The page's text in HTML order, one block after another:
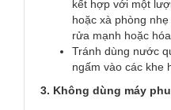
kết hợp với một
hoặc xà phòng
rửa mạnh hoặc
Tránh dùng nước
ngấm vào các khe
3. Không dùng máy